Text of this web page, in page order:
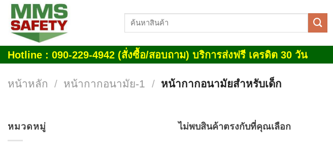
Skip
content
ค้นหา:
Hotline : 090-229-4942 (สั่งซื้อ/สอบถาม) บริการส่งฟรี เครดิต 30 วัน
หน้าหลัก / หน้ากากอนามัย-1 / หน้ากากอนามัยสำหรับเด็ก
หมวดหมู่ ไม่พบสินค้าตรงกับที่คุณเลือก